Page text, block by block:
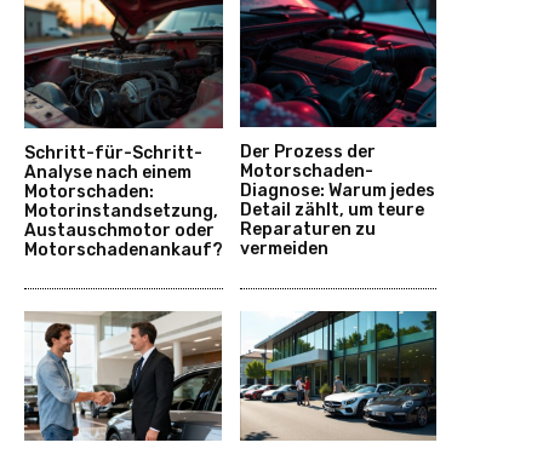
Schritt-für-Schritt-
Analyse nach einem
Motorschaden:
Motorinstandsetzung,
Austauschmotor oder
Motorschadenankauf?
Der Prozess der
Motorschaden-
Diagnose: Warum jedes
Detail zählt, um teure
Reparaturen zu
vermeiden